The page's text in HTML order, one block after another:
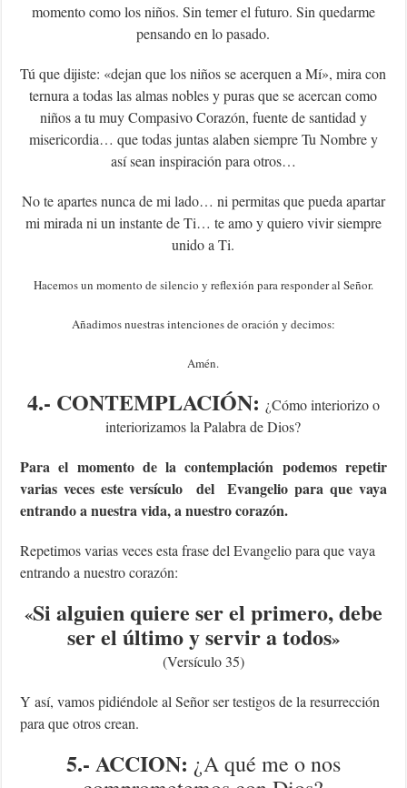
momento como los niños. Sin temer el futuro. Sin quedarme
pensando en lo pasado.
Tú que dijiste: «dejan que los niños se acerquen a Mí», mira con
ternura a todas las almas nobles y puras que se acercan como
niños a tu muy Compasivo Corazón, fuente de santidad y
misericordia… que todas juntas alaben siempre Tu Nombre y
así sean inspiración para otros…
No te apartes nunca de mi lado… ni permitas que pueda apartar
mi mirada ni un instante de Ti… te amo y quiero vivir siempre
unido a Ti.
Hacemos un momento de silencio y reflexión para responder al Señor.
Añadimos nuestras intenciones de oración y decimos:
Amén.
4.- CONTEMPLACIÓN: ¿Cómo interiorizo o
interiorizamos la Palabra de Dios?
Para el momento de la contemplación podemos repetir
varias veces este versículo del Evangelio para que vaya
entrando a nuestra vida, a nuestro corazón.
Repetimos varias veces esta frase del Evangelio para que vaya
entrando a nuestro corazón:
«Si alguien quiere ser el primero, debe
ser el último y servir a todos»
(Versículo 35)
Y así, vamos pidiéndole al Señor ser testigos de la resurrección
para que otros crean.
5.- ACCION: ¿A qué me o nos